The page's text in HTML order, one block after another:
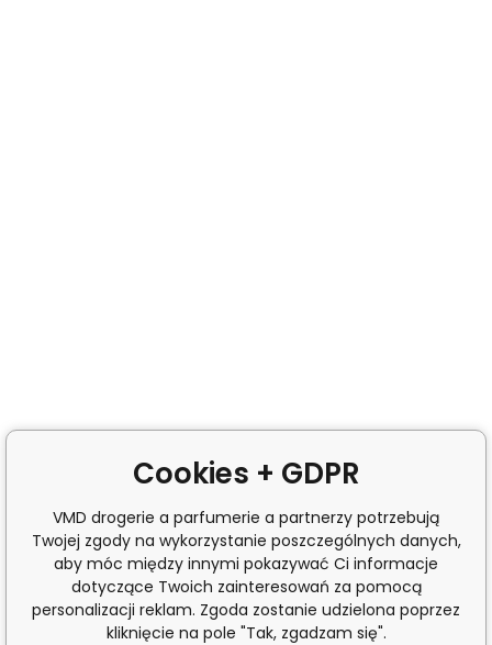
Cookies + GDPR
VMD drogerie a parfumerie a partnerzy potrzebują
Twojej zgody na wykorzystanie poszczególnych danych,
aby móc między innymi pokazywać Ci informacje
dotyczące Twoich zainteresowań za pomocą
personalizacji reklam. Zgoda zostanie udzielona poprzez
kliknięcie na pole "Tak, zgadzam się".